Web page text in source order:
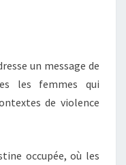
un message de
les femmes qui
de violence
occupée, où les